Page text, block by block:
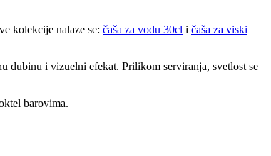
kolekcije nalaze se: čaša za vodu 30cl i čaša za viski
dubinu i vizuelni efekat. Prilikom serviranja, svetlost se
barovima.